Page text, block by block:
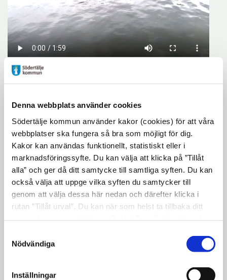
Denna webbplats använder cookies
Södertälje kommun använder kakor (cookies) för att våra
webbplatser ska fungera så bra som möjligt för dig.
Kakor kan användas funktionellt, statistiskt eller i
marknadsföringssyfte. Du kan välja att klicka på ”Tillåt
alla” och ger då ditt samtycke till samtliga syften. Du kan
också välja att uppge vilka syften du samtycker till
genom att välja dessa här nedan och därefter klicka i
rutan ”Tillåt urval”. Du kan när som helst ta tillbaka ditt
"Visa detaljer" kan du läsa om hur kakorna används och
hur vi och våra leverantörer inhämtar och behandlar
Nödvändiga
Inställningar
Uppläsning av en text ur Herman
reseintryck och sedemålningar m. m. från
min ungdomstid." Utgiven 1896. Herman
Sätherberg var 7 år gammal när han besökte
invigningen av Södertelge kanal.
Herman Sätherberg (1812-1897) var läkare
och diktare, mest känd för att ha skrivit
texten till studentsången.
Ilmar Eskander, född 2010,
Film:
I fimen ser vi vatten som flyter